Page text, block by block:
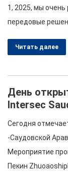
1, 2025, мы
передовые
Увлекательные
Читать далее
День
Intersec
Сегодня
-Саудовской
Мероприятие
Пекин